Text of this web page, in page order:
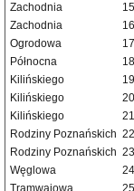
Zachodnia
Zachodnia
Ogrodowa
Północna
Kilińskiego
Kilińskiego
Kilińskiego
Rodziny Poznańskich
Rodziny Poznańskich
Węglowa
Tramwajowa